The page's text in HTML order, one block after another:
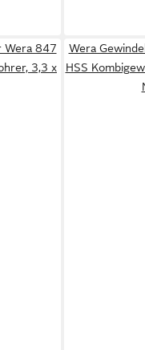
Wera 847
3,3 x
Wera
HSS